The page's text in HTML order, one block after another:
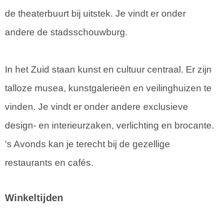
de theaterbuurt bij uitstek. Je vindt er onder
andere de stadsschouwburg.
In het Zuid staan kunst en cultuur centraal. Er zijn
talloze musea, kunstgalerieën en veilinghuizen te
vinden. Je vindt er onder andere exclusieve
design- en interieurzaken, verlichting en brocante.
's Avonds kan je terecht bij de gezellige
restaurants en cafés.
Winkeltijden